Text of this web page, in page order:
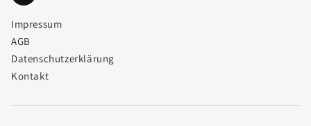
Impressum
AGB
Datenschutzerklärung
Kontakt